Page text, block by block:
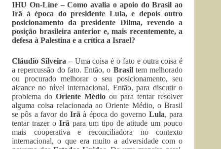
IHU On-Line – Como avalia o apoio do Brasil ao
Irã à época do presidente Lula, e depois outro
posicionamento da presidente Dilma, revendo a
posição brasileira anterior e, mais recentemente, a
defesa à Palestina e a crítica a Israel?
Cláudio Silveira –Uma coisa é o fato e outra coisa é
a repercussão do fato. Então, o Brasiltem melhorado
ou procurado melhorar o seu posicionamento, seu
alcance no nível internacional. Então, para discutir o
problema doOriente Médio ou para tentar resolver
alguma coisa relacionada ao Oriente Médio, o Brasil
se pôs a favor doIrã à época do governo Lula, para
tentar trazer oIrã para um tipo de atitude um pouco
mais cooperativa e reconciliadora no contexto
internacional, o que era muito a adversidade com o